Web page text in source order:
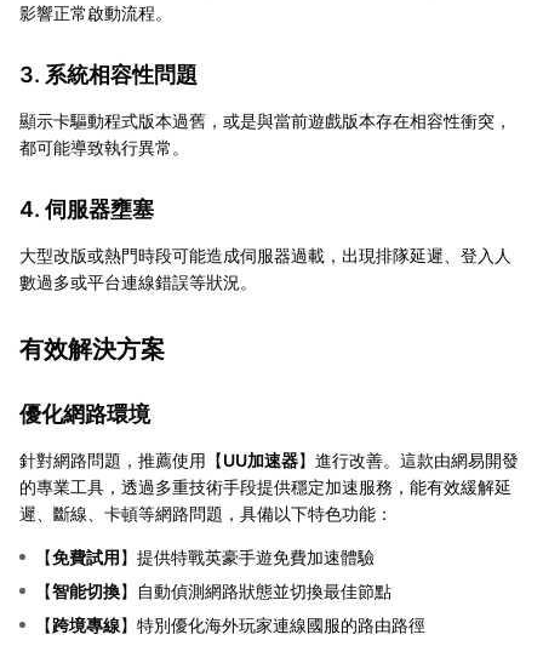
影響正常啟動流程。
3. 系統相容性問題
顯示卡驅動程式版本過舊，或是與當前遊戲版本存在相容性衝突，
都可能導致執行異常。
4. 伺服器壅塞
大型改版或熱門時段可能造成伺服器過載，出現排隊延遲、登入人
數過多或平台連線錯誤等狀況。
有效解決方案
優化網路環境
針對網路問題，推薦使用【UU加速器】進行改善。這款由網易開發
的專業工具，透過多重技術手段提供穩定加速服務，能有效緩解延
遲、斷線、卡頓等網路問題，具備以下特色功能：
【免費試用】提供特戰英豪手遊免費加速體驗
【智能切換】自動偵測網路狀態並切換最佳節點
【跨境專線】特別優化海外玩家連線國服的路由路徑